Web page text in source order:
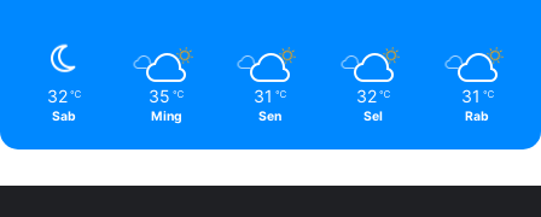
32 ℃
Sab
35 ℃
Ming
31 ℃
Sen
32 ℃
Sel
31 ℃
Rab